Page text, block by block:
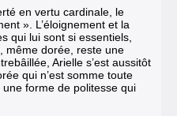
en vertu cardinale, le
». L’éloignement et la
qui lui sont si essentiels,
même dorée, reste une
Arielle s’est aussitôt
qui n’est somme toute
une forme de politesse qui